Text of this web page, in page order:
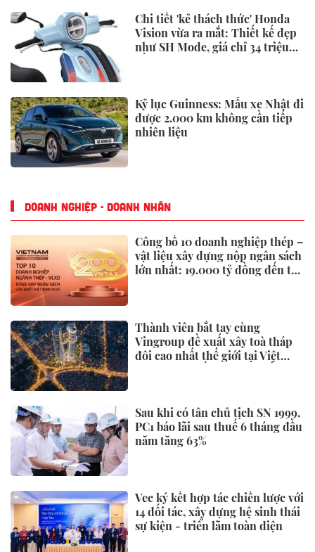
Chi tiết 'kẻ thách thức' Honda
Vision vừa ra mắt: Thiết kế đẹp
như SH Mode, giá chỉ 34 triệu
Kỷ lục Guinness: Mẫu xe Nhật đi
được 2.000 km không cần tiếp
nhiên liệu
DOANH NGHIỆP - DOANH NHÂN
Công bố 10 doanh nghiệp thép –
vật liệu xây dựng nộp ngân sách
lớn nhất: 19.000 tỷ đồng đến từ
Thành viên bắt tay cùng
Vingroup đề xuất xây toà tháp
đôi cao nhất thế giới tại Việt
Sau khi có tân chủ tịch SN 1999,
PC1 báo lãi sau thuế 6 tháng đầu
năm tăng 63%
Vec ký kết hợp tác chiến lược với
14 đối tác, xây dựng hệ sinh thái
sự kiện - triển lãm toàn diện